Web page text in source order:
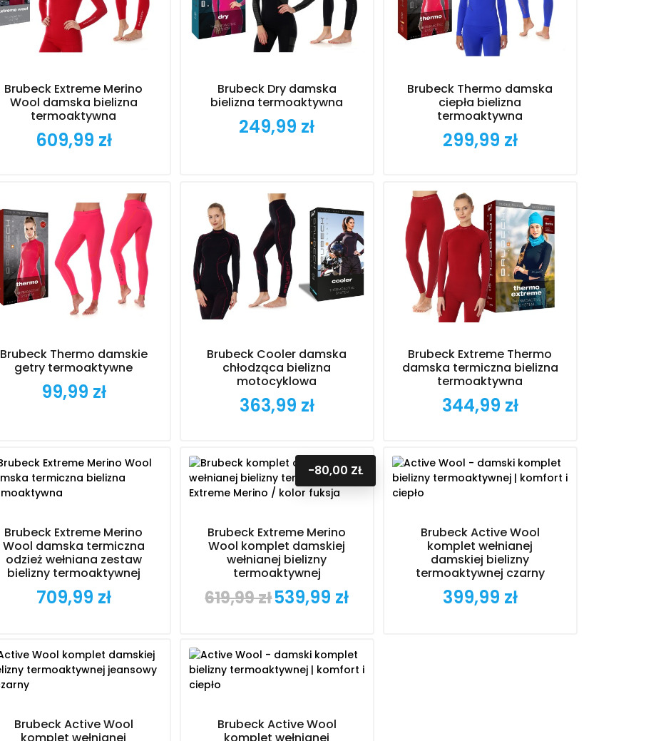
Brubeck Extreme Merino
Wool damska bielizna
termoaktywna
Cena
609,99 zł
Brubeck Dry damska
bielizna termoaktywna
Cena
249,99 zł
Brubeck Thermo damska
ciepła bielizna
termoaktywna
Cena
299,99 zł
Brubeck Thermo damskie
getry termoaktywne
Cena
99,99 zł
Brubeck Cooler damska
chłodząca bielizna
motocyklowa
Cena
363,99 zł
Brubeck Extreme Thermo
damska termiczna bielizna
termoaktywna
Cena
344,99 zł
Brubeck Extreme Merino
Wool damska termiczna
odzież wełniana zestaw
bielizny termoaktywnej
Cena
709,99 zł
Brubeck Extreme Merino
Wool komplet damskiej
wełnianej bielizny
termoaktywnej
Cena
619,99 zł
-80,00 ZŁ
Cena
539,99 zł
Brubeck Active Wool
komplet wełnianej
damskiej bielizny
termoaktywnej czarny
Cena
399,99 zł
Brubeck Active Wool
Brubeck Active Wool